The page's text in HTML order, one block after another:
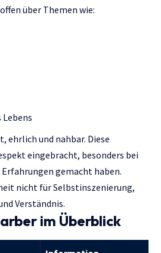
über Themen wie:
ehrlich und nahbar. Diese
eingebracht, besonders bei
gemacht haben.
nicht für Selbstinszenierung,
Verständnis.
im Überblick